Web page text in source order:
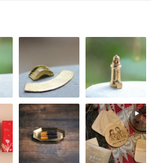
而異，敬請見諒。
等可能與實際商品略有不同。
此可能會有些微歪斜或誤差。此
會導致繩子斷裂或包包破損。建議裝